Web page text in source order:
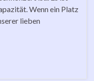
Wenn ein Platz
lieben